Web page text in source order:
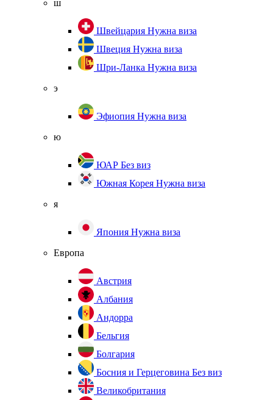
ш
Швейцария Нужна виза
Швеция Нужна виза
Шри-Ланка Нужна виза
э
Эфиопия Нужна виза
ю
ЮАР Без виз
Южная Корея Нужна виза
я
Япония Нужна виза
Европа
Австрия
Албания
Андорра
Бельгия
Болгария
Босния и Герцеговина Без виз
Великобритания